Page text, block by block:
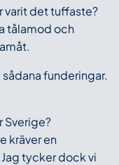
varit det tuffaste?
tålamod och
funderingar.
Sverige?
kräver en
tycker dock vi